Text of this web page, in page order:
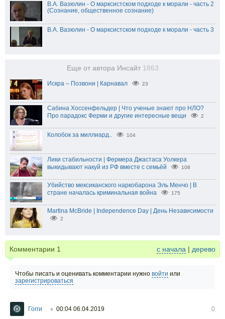
В.А. Вазюлин - О марксистском подходе к морали - часть 2
(Сознание, общественное сознание)
В.А. Вазюлин - О марксистском подходе к морали - часть 3
Еще от автора Инсайт 1863
Искра – Позвони | Карнавал 23
Сабина Хоссенфельдер | Что ученые знают про НЛО?
Про парадокс Ферми и другие интересные вещи
2
Колобок за миллиард.. 104
Лики стабильности | Фермера Джастаса Уолкера
выкидывают накуй из РФ вместе с семьёй
108
Убийство мексиканского наркобарона Эль Менчо | В
стране началась криминальная война
175
Martina McBride | Independence Day | День Независимости
2
Комментарии 1 с начала | дерево
Чтобы писать и оценивать комментарии нужно войти или
зарегистрироваться
Гогги ○ 00:04 06.04.2019
0